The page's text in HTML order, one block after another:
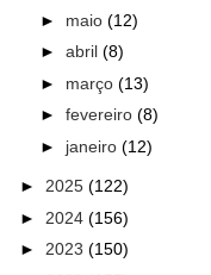
► maio (12)
► abril (8)
► março (13)
► fevereiro (8)
► janeiro (12)
► 2025 (122)
► 2024 (156)
► 2023 (150)